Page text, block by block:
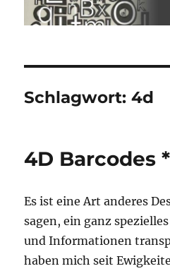
Schlagwort:4d
4D Barcodes
Es ist eine Art anderes
sagen, ein ganz
und Informationen
haben mich seit